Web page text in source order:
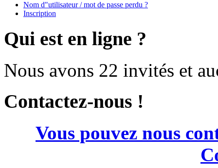
Nom d"utilisateur / mot de passe perdu ?
Inscription
Qui est en ligne ?
Nous avons 22 invités et
Contactez-nous !
Vous pouvez nous